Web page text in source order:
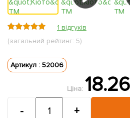
1 відгуків
(загальний рейтинг: 5)
Артикул : 52006
Ціна: 18.26
- +